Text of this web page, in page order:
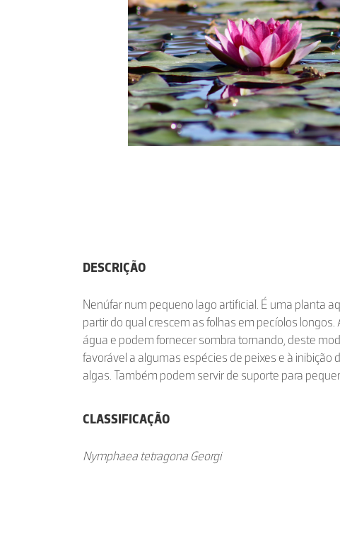
DESCRIÇÃO
Nenúfar num pequeno lago artificial. É uma planta
partir do qual crescem as folhas em pecíolos longos.
água e podem fornecer sombra tornando, deste
favorável a algumas espécies de peixes e à inibição
algas. Também podem servir de suporte para
CLASSIFICAÇÃO
Nymphaea tetragona Georgi